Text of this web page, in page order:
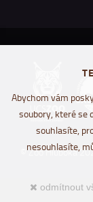
© Zoo Hluboká
Abychom vám
soubory, které se
souhlasíte,
nesouhlasíte,
odmítnout